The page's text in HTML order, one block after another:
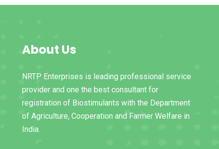
About Us
NRTP Enterprises is leading professional service
provider and one the best consultant for
registration of Biostimulants with the Department
of Agriculture, Cooperation and Farmer Welfare in
India.